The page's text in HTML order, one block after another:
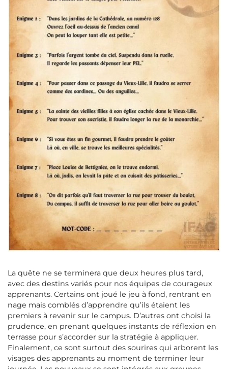
La quête ne se terminera que deux heures plus tard,
avec des destins variés pour nos équipes de courageux
apprenants. Certains ont joué le jeu à fond, rentrant en
nage mais comblés d’apprendre qu’ils étaient les
premiers à revenir sur le campus. D’autres ont choisi la
prudence, en prenant quelques instants de réﬂexion en
terrasse pour s’accorder sur la stratégie à appliquer.
Finalement, ce sont surtout des sourires qui arborent les
visages des apprenants au moment de terminer leur